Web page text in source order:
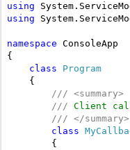
using
using
namespace ConsoleApp
{
class
Program
{
/// <summary>
/// Client
/// </summary>
class
{